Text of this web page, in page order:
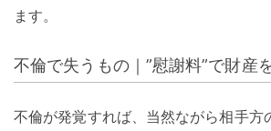
ます。
不倫で失うもの｜”慰謝料”で財産
不倫が発覚すれば、当然ながら相手方